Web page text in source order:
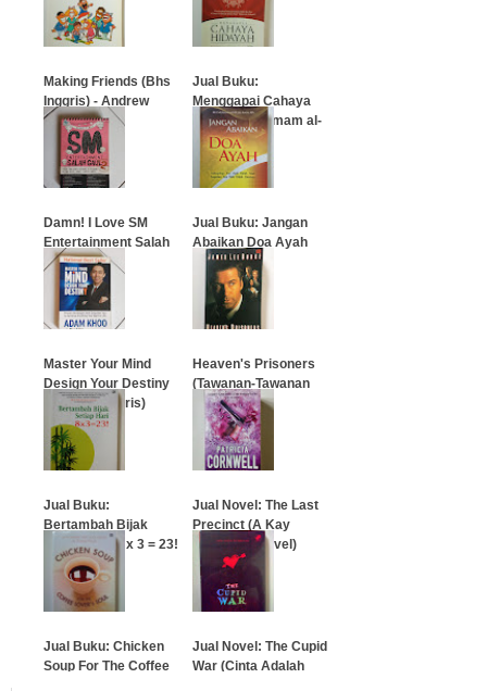
…
Making Friends (Bhs
Inggris) - Andrew
Matthews
Jual Buku:
Menggapai Cahaya
Hidayah (Al-Imam al-
Ghazali)
Damn! I Love SM
Entertainment Salah
Gaul
Jual Buku: Jangan
Abaikan Doa Ayah
Master Your Mind
Design Your Destiny
(Bahasa Inggris)
…
Heaven's Prisoners
(Tawanan-Tawanan
Surga)
…
Jual Buku:
Bertambah Bijak
Setiap Hari 8 x 3 = 23!
Jual Novel: The Last
Precinct (A Kay
Scarpetta Novel)
…
Jual Buku: Chicken
Soup For The Coffee
Jual Novel: The Cupid
War (Cinta Adalah